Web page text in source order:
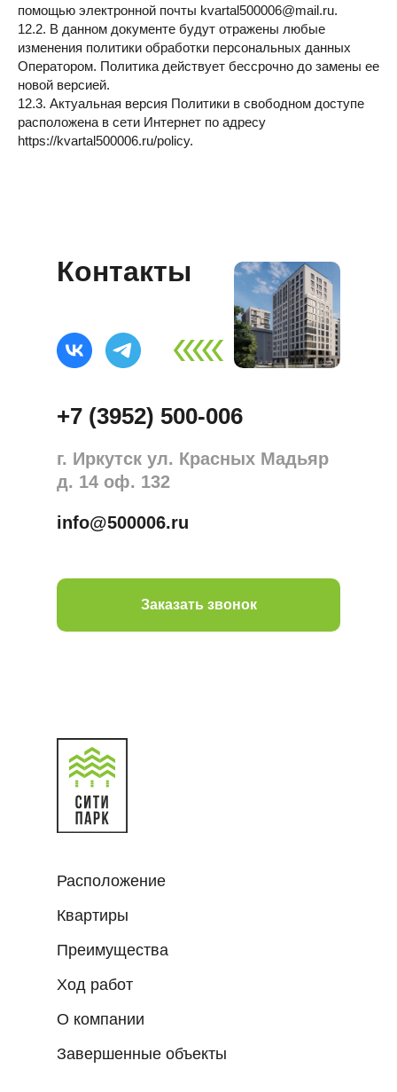
помощью электронной почты kvartal500006@mail.ru.
12.2. В данном документе будут отражены любые
изменения политики обработки персональных данных
Оператором. Политика действует бессрочно до замены ее
новой версией.
12.3. Актуальная версия Политики в свободном доступе
расположена в сети Интернет по адресу
https://kvartal500006.ru/policy.
Контакты
+7 (3952) 500-006
г. Иркутск ул. Красных Мадьяр
д. 14 оф. 132
info@500006.ru
Заказать звонок
Расположение
Квартиры
Преимущества
Ход работ
О компании
Завершенные объекты